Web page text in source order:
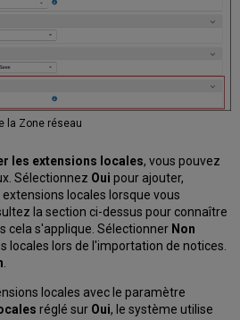
la Zone réseau
les extensions locales, vous pouvez
Sélectionnez Oui pour ajouter,
locales lorsque vous
la section ci-dessus pour connaître
cela s'applique. Sélectionner Non
locales lors de l'importation de notices.
.
locales avec le paramètre
réglé sur Oui, le système utilise